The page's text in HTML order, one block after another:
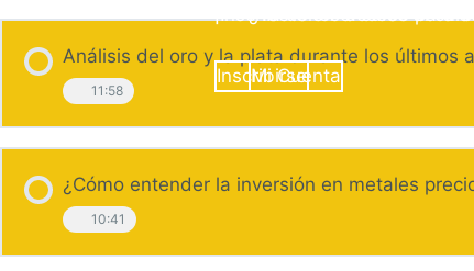
¡Inscríbete en el curso para
Inscribirse
¿Ya tienes acceso al
Mi Cuenta
Análisis del oro y la plata durante los últimos
11:58
¿Cómo entender la inversión en metales
10:41